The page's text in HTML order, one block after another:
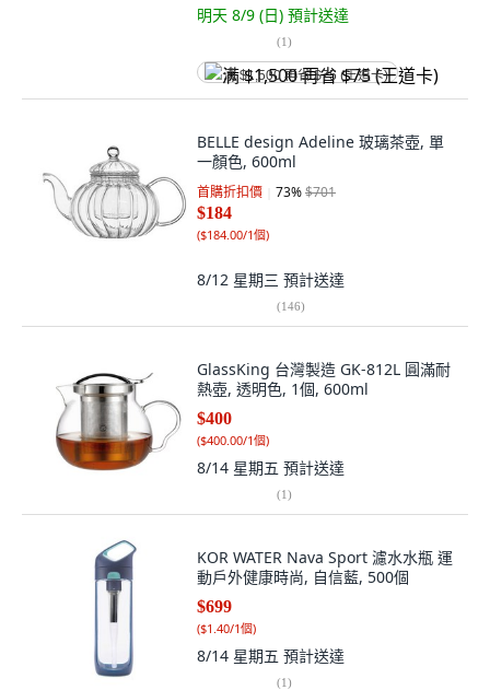
明天 8/9 (日) 預計送達
(1)
满 $1,500 再省 $75 (王道卡)
BELLE design Adeline 玻璃茶壺, 單
一顏色, 600ml
首購折扣價 73%$701
$184
($184.00/1個)
8/12 星期三 預計送達
(146)
GlassKing 台灣製造 GK-812L 圓滿耐
熱壺, 透明色, 1個, 600ml
$400
($400.00/1個)
8/14 星期五 預計送達
(1)
KOR WATER Nava Sport 濾水水瓶 運
動戶外健康時尚, 自信藍, 500個
$699
($1.40/1個)
8/14 星期五 預計送達
(1)